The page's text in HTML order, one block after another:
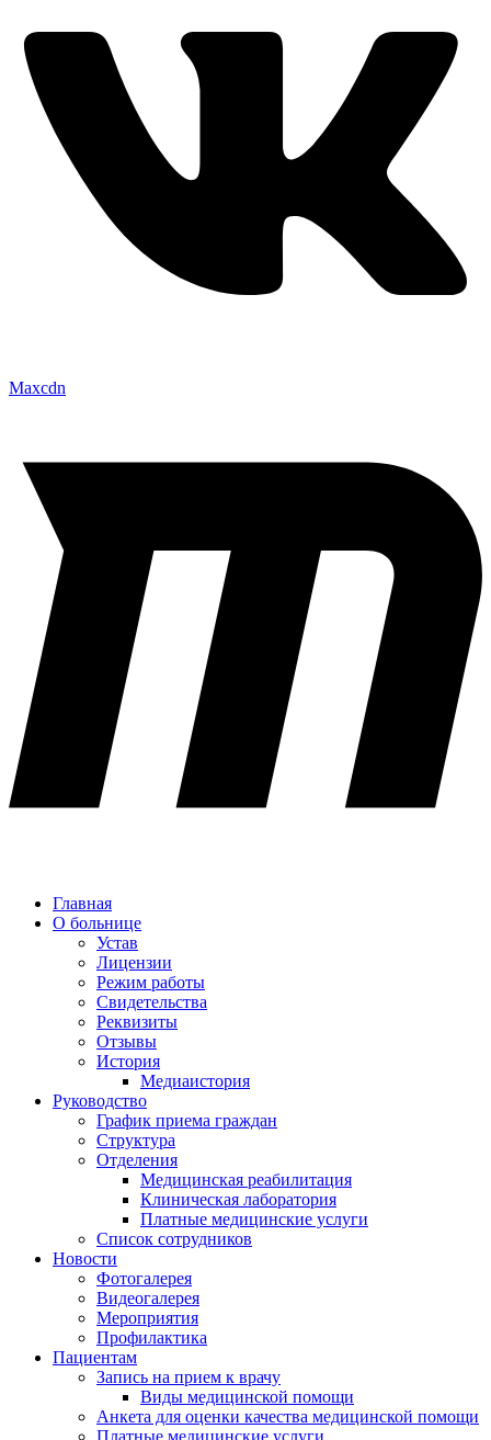
Maxcdn
Главная
О больнице
Устав
Лицензии
Режим работы
Свидетельства
Реквизиты
Отзывы
История
Медиаистория
Руководство
График приема граждан
Структура
Отделения
Медицинская реабилитация
Клиническая лаборатория
Платные медицинские услуги
Список сотрудников
Новости
Фотогалерея
Видеогалерея
Мероприятия
Профилактика
Пациентам
Запись на прием к врачу
Виды медицинской помощи
Анкета для оценки качества медицинской помощи
Платные медицинские услуги